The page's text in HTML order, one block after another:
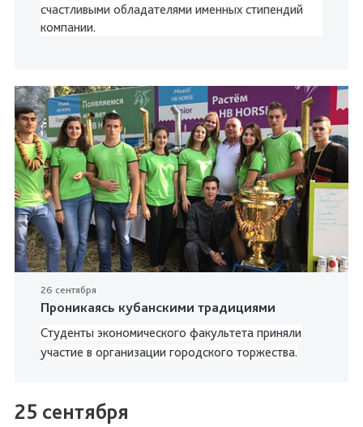
счастливыми обладателями именных стипендий
компании.
26 сентября
Проникаясь кубанскими традициями
Студенты экономического факультета приняли
участие в организации городского торжества.
25 сентября